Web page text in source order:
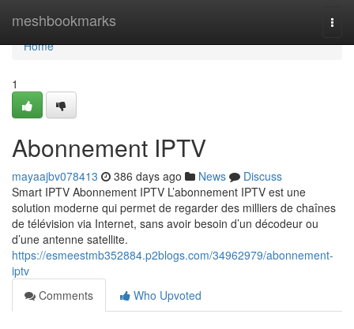
meshbookmarks
Home
Home
1
Abonnement IPTV
mayaajbv078413 386 days ago News
Discuss
Smart IPTV Abonnement IPTV L’abonnement IPTV est une
solution moderne qui permet de regarder des milliers de chaînes
de télévision via Internet, sans avoir besoin d’un décodeur ou
d’une antenne satellite.
https://esmeestmb352884.p2blogs.com/34962979/abonnement-
iptv
Comments
Who Upvoted